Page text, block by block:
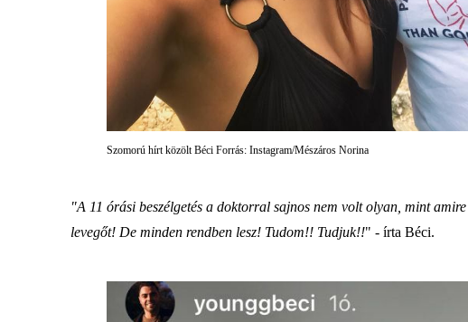
Szomorú hírt közölt Béci Forrás: Instagram/Mészáros Norina
"A 11 órási beszélgetés a doktorral sajnos nem volt olyan, mint
levegőt! De minden rendben lesz! Tudom!! Tudjuk!!" - írta Béci.